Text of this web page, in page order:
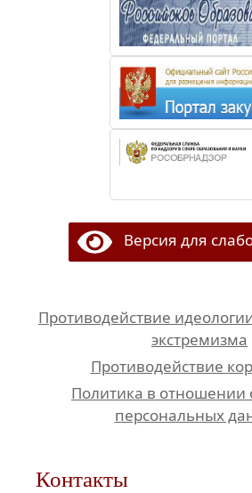
Версия для
Противодействие
экстремизма
Противодействие
Политика в отношении
персональных
Контакты